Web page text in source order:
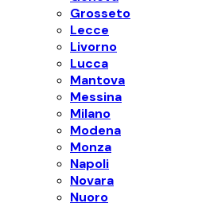
Grosseto
Lecce
Livorno
Lucca
Mantova
Messina
Milano
Modena
Monza
Napoli
Novara
Nuoro